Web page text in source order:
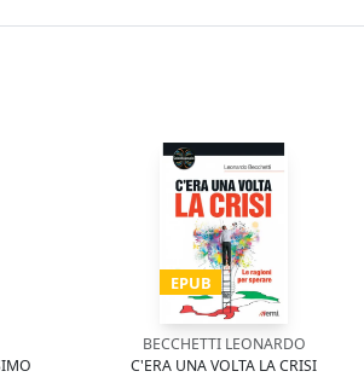
EPUB
BECCHETTI LEONARDO
C'ERA UNA VOLTA LA CRISI